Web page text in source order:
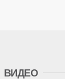
ВИДЕО